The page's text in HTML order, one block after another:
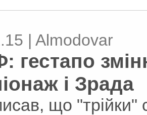
| Almodovar
гестапо
і Зрада
що "трійки"